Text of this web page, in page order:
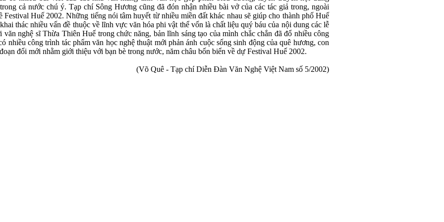
cả nước chú ý. Tạp chí Sông Hương cũng đã đón nhận nhiều bài vở của các tác giả trong, ngoài
Huế 2002. Những tiếng nói tâm huyết từ nhiều miền đất khác nhau sẽ giúp cho thành phố Huế
thác nhiều vấn đề thuộc về lĩnh vực văn hóa phi vật thể vốn là chất liệu quý báu của nội dung các lễ
nghệ sĩ Thừa Thiên Huế trong chức năng, bản lĩnh sáng tạo của mình chắc chắn đã đổ nhiều công
nhiều công trình tác phẩm văn học nghệ thuật mới phản ánh cuộc sống sinh động của quê hương, con
đổi mới nhằm giới thiệu với bạn bè trong nước, năm châu bốn biển về dự Festival Huế 2002.
(Võ Quê - Tạp chí Diễn Đàn Văn Nghệ Việt Nam số 5/2002)